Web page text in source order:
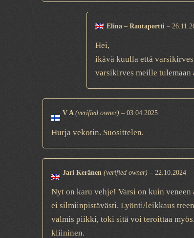
Elina – Rautaportti –
Hei,
ikävä kuulla että
varsikirves meille tulemaan
V A(verified owner) – 03.04.2025
Hurja vekotin. Suosittelen.
Jari Keränen (verified owner) – 22.10.2024
Nyt on karu vehje! Varsi on kuin
ei silmiinpistävästi. Lyönti/leikkaus
valmis piikki, toki sitä voi teroittaa
kliininen.